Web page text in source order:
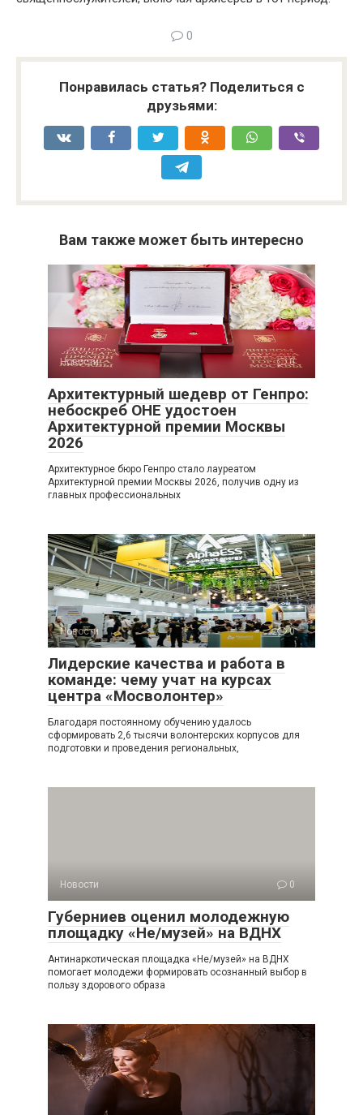
0
Понравилась статья? Поделиться с
друзьями:
Вам также может быть интересно
Новости 0
Архитектурный шедевр от Генпро:
небоскреб ОНЕ удостоен
Архитектурной премии Москвы
2026
Архитектурное бюро Генпро стало лауреатом
Архитектурной премии Москвы 2026, получив одну из
главных профессиональных
Новости 0
Лидерские качества и работа в
команде: чему учат на курсах
центра «Мосволонтер»
Благодаря постоянному обучению удалось
сформировать 2,6 тысячи волонтерских корпусов для
подготовки и проведения региональных,
Новости 0
Губерниев оценил молодежную
площадку «Не/музей» на ВДНХ
Антинаркотическая площадка «Не/музей» на ВДНХ
помогает молодежи формировать осознанный выбор в
пользу здорового образа